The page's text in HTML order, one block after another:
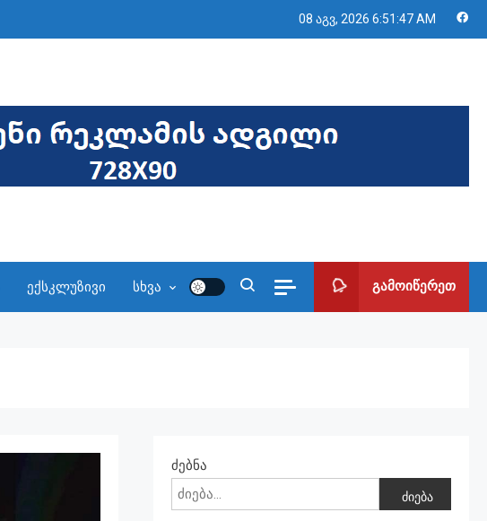
08 აგვ, 2026 6:51:48 AM
ექსკლუზივი სხვა გამოიწერეთ
ძებნა
ძიება